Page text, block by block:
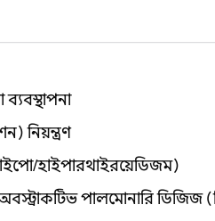
নিয়ন্ত্রণ
হাইপারথাইরয়েডিজম)
অবস্ট্রাকটিভ পালমোনারি ডিজিজ